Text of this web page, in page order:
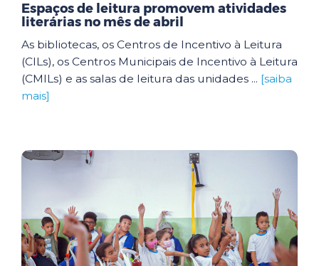
Espaços de leitura promovem atividades
literárias no mês de abril
As bibliotecas, os Centros de Incentivo à Leitura
(CILs), os Centros Municipais de Incentivo à Leitura
(CMILs) e as salas de leitura das unidades ... [saiba
mais]